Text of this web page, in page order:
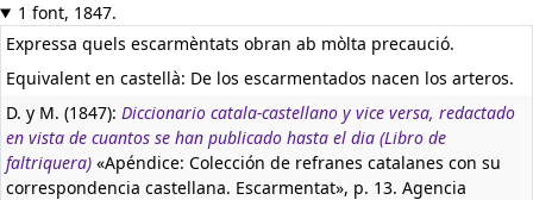
1 font, 1847.
Expressa quels escarmèntats obran ab mòlta precaució.
Equivalent en castellà: De los escarmentados nacen los arteros.
D. y M. (1847): Diccionario catala-castellano y vice versa, redactado
en vista de cuantos se han publicado hasta el dia (Libro de
faltriquera) «Apéndice: Colección de refranes catalanes con su
correspondencia castellana. Escarmentat», p. 13. Agencia